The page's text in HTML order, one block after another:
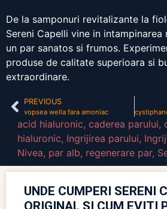
De la samponuri revitalizante la
Sereni Capelli vine in
un par sanatos si frumos.
produse de calitate superioara si
extraordinare.
PREVIOUS
vopsea wella fara amoniac
acid hialuronic, caderea parului,
hialuronic, Ingrijirea parului,
Nivea, par alb, regenerare par,
UNDE CUMPERI SERENI
ORIGINAL ȘI CUM EVIȚI